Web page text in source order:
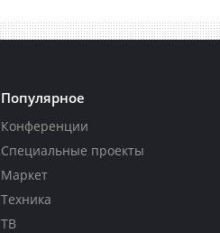
Популярное
Конференции
Специальные проекты
Маркет
Техника
ТВ